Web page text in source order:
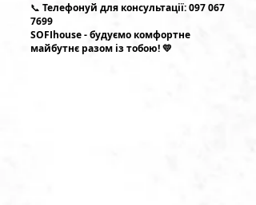
📞 Телефонуй для консультації:097 067
7699
SOFIhouse - будуємо комфортне
майбутнє разом із тобою! 💛